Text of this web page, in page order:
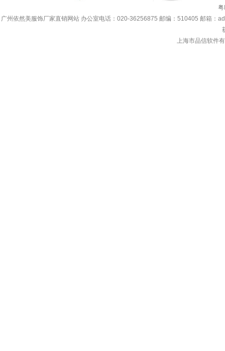
广州依然美服饰厂家直销网站 办公室电话：020-36256875 邮编：510405 邮箱：
上海市品信软件